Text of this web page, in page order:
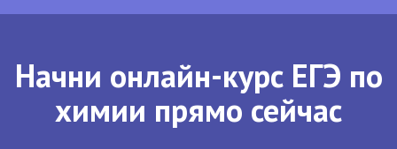
Начни онлайн-курс ЕГЭ по
химии прямо сейчас